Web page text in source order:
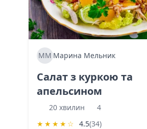
ММ Марина Мельник
Салат з куркою та
апельсином
20 хвилин
4
★ ★ ★ ★ ☆ 4.5(34)